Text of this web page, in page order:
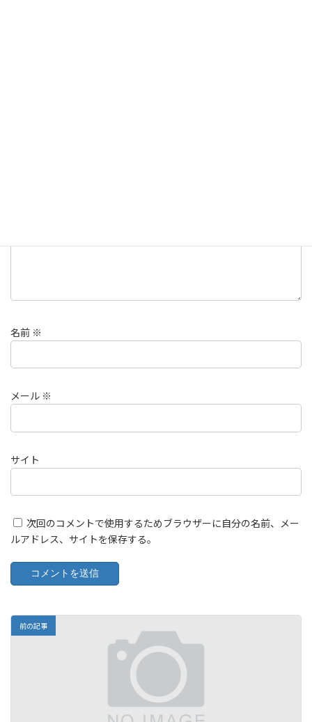
名前 ※
メール ※
サイト
次回のコメントで使用するためブラウザーに自分の名前、メー
ルアドレス、サイトを保存する。
前の記事